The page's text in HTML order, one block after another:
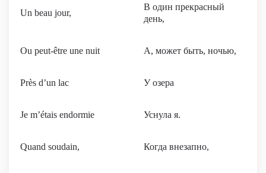
Un beau jour,
В один прекрасный
день,
Ou peut-être une nuit А, может быть, ночью,
Près d’un lac У озера
Je m’étais endormie Уснула я.
Quand soudain, Когда внезапно,